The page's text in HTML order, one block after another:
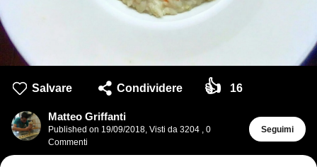
Salvare Condividere 👍 16
Matteo Griffanti
Published on 19/09/2018 Visti da 3204
0
Commenti
Seguimi